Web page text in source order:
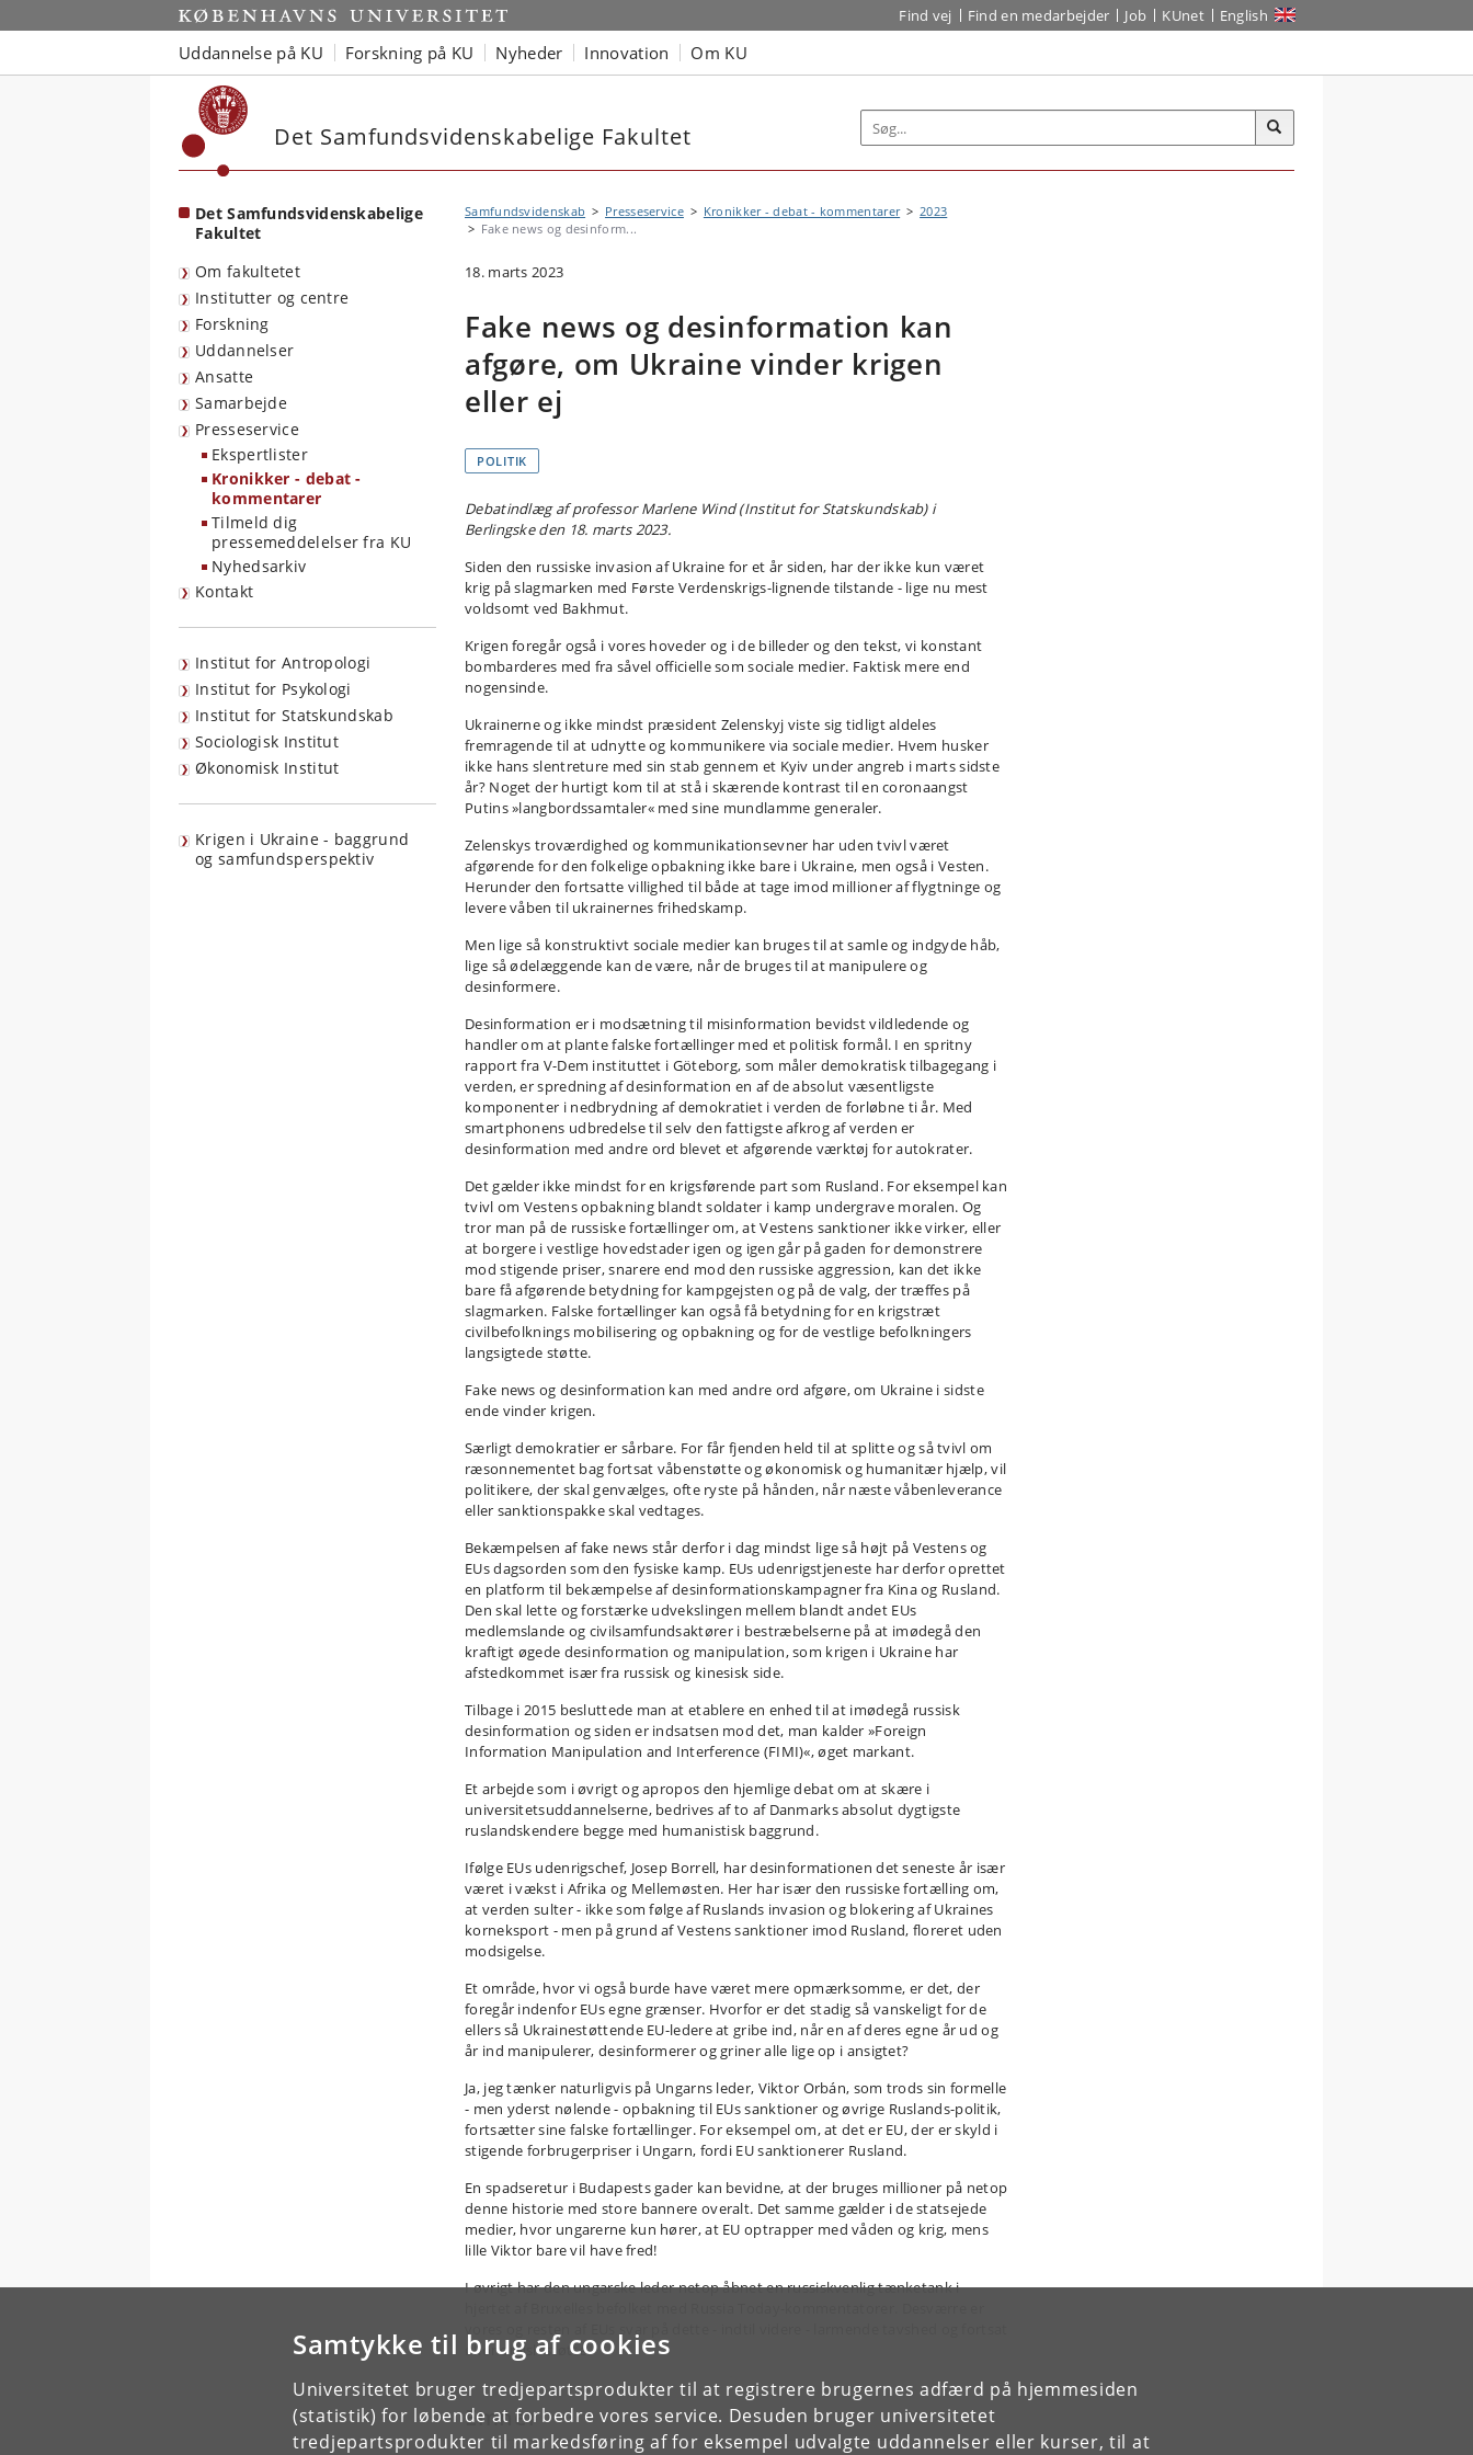
Samtykke til brug af cookies
Universitetet bruger tredjepartsprodukter til at registrere brugernes adfærd på hjemmesiden
(statistik) for løbende at forbedre vores service. Desuden bruger universitetet
tredjepartsprodukter til markedsføring af for eksempel udvalgte uddannelser eller kurser, til at
Start Find vej Find en medarbejder Job KUnet English
Uddannelse på KU Forskning på KU Nyheder Innovation Om KU
Det Samfundsvidenskabelige Fakultet
Det Samfundsvidenskabelige
Fakultet
Om fakultetet
Institutter og centre
Forskning
Uddannelser
Ansatte
Samarbejde
Presseservice
Ekspertlister
Kronikker - debat -
kommentarer
Tilmeld dig
pressemeddelelser fra KU
Nyhedsarkiv
Kontakt
Institut for Antropologi
Institut for Psykologi
Institut for Statskundskab
Sociologisk Institut
Økonomisk Institut
Krigen i Ukraine - baggrund
og samfundsperspektiv
Samfundsvidenskab Presseservice Kronikker - debat - kommentarer
2023
Fake news og desinform...
18. marts 2023
Fake news og desinformation kan
afgøre, om Ukraine vinder krigen
eller ej
POLITIK
Debatindlæg af professor Marlene Wind (Institut for Statskundskab) i
Berlingske den 18. marts 2023.
Siden den russiske invasion af Ukraine for et år siden, har der ikke kun været
krig på slagmarken med Første Verdenskrigs-lignende tilstande - lige nu mest
voldsomt ved Bakhmut.
Krigen foregår også i vores hoveder og i de billeder og den tekst, vi konstant
bombarderes med fra såvel officielle som sociale medier. Faktisk mere end
nogensinde.
Ukrainerne og ikke mindst præsident Zelenskyj viste sig tidligt aldeles
fremragende til at udnytte og kommunikere via sociale medier. Hvem husker
ikke hans slentreture med sin stab gennem et Kyiv under angreb i marts sidste
år? Noget der hurtigt kom til at stå i skærende kontrast til en coronaangst
Putins »langbordssamtaler« med sine mundlamme generaler.
Zelenskys troværdighed og kommunikationsevner har uden tvivl været
afgørende for den folkelige opbakning ikke bare i Ukraine, men også i Vesten.
Herunder den fortsatte villighed til både at tage imod millioner af flygtninge og
levere våben til ukrainernes frihedskamp.
Men lige så konstruktivt sociale medier kan bruges til at samle og indgyde håb,
lige så ødelæggende kan de være, når de bruges til at manipulere og
desinformere.
Desinformation er i modsætning til misinformation bevidst vildledende og
handler om at plante falske fortællinger med et politisk formål. I en spritny
rapport fra V-Dem instituttet i Göteborg, som måler demokratisk tilbagegang i
verden, er spredning af desinformation en af de absolut væsentligste
komponenter i nedbrydning af demokratiet i verden de forløbne ti år. Med
smartphonens udbredelse til selv den fattigste afkrog af verden er
desinformation med andre ord blevet et afgørende værktøj for autokrater.
Det gælder ikke mindst for en krigsførende part som Rusland. For eksempel kan
tvivl om Vestens opbakning blandt soldater i kamp undergrave moralen. Og
tror man på de russiske fortællinger om, at Vestens sanktioner ikke virker, eller
at borgere i vestlige hovedstader igen og igen går på gaden for demonstrere
mod stigende priser, snarere end mod den russiske aggression, kan det ikke
bare få afgørende betydning for kampgejsten og på de valg, der træffes på
slagmarken. Falske fortællinger kan også få betydning for en krigstræt
civilbefolknings mobilisering og opbakning og for de vestlige befolkningers
langsigtede støtte.
Fake news og desinformation kan med andre ord afgøre, om Ukraine i sidste
ende vinder krigen.
Særligt demokratier er sårbare. For får fjenden held til at splitte og så tvivl om
ræsonnementet bag fortsat våbenstøtte og økonomisk og humanitær hjælp, vil
politikere, der skal genvælges, ofte ryste på hånden, når næste våbenleverance
eller sanktionspakke skal vedtages.
Bekæmpelsen af fake news står derfor i dag mindst lige så højt på Vestens og
EUs dagsorden som den fysiske kamp. EUs udenrigstjeneste har derfor oprettet
en platform til bekæmpelse af desinformationskampagner fra Kina og Rusland.
Den skal lette og forstærke udvekslingen mellem blandt andet EUs
medlemslande og civilsamfundsaktører i bestræbelserne på at imødegå den
kraftigt øgede desinformation og manipulation, som krigen i Ukraine har
afstedkommet især fra russisk og kinesisk side.
Tilbage i 2015 besluttede man at etablere en enhed til at imødegå russisk
desinformation og siden er indsatsen mod det, man kalder »Foreign
Information Manipulation and Interference (FIMI)«, øget markant.
Et arbejde som i øvrigt og apropos den hjemlige debat om at skære i
universitetsuddannelserne, bedrives af to af Danmarks absolut dygtigste
ruslandskendere begge med humanistisk baggrund.
Ifølge EUs udenrigschef, Josep Borrell, har desinformationen det seneste år især
været i vækst i Afrika og Mellemøsten. Her har især den russiske fortælling om,
at verden sulter - ikke som følge af Ruslands invasion og blokering af Ukraines
korneksport - men på grund af Vestens sanktioner imod Rusland, floreret uden
modsigelse.
Et område, hvor vi også burde have været mere opmærksomme, er det, der
foregår indenfor EUs egne grænser. Hvorfor er det stadig så vanskeligt for de
ellers så Ukrainestøttende EU-ledere at gribe ind, når en af deres egne år ud og
år ind manipulerer, desinformerer og griner alle lige op i ansigtet?
Ja, jeg tænker naturligvis på Ungarns leder, Viktor Orbán, som trods sin formelle
- men yderst nølende - opbakning til EUs sanktioner og øvrige Ruslands-politik,
fortsætter sine falske fortællinger. For eksempel om, at det er EU, der er skyld i
stigende forbrugerpriser i Ungarn, fordi EU sanktionerer Rusland.
En spadseretur i Budapests gader kan bevidne, at der bruges millioner på netop
denne historie med store bannere overalt. Det samme gælder i de statsejede
medier, hvor ungarerne kun hører, at EU optrapper med våden og krig, mens
lille Viktor bare vil have fred!
I øvrigt har den ungarske leder netop åbnet en russiskvenlig tænketank i
økonomisk støtte.
Emner